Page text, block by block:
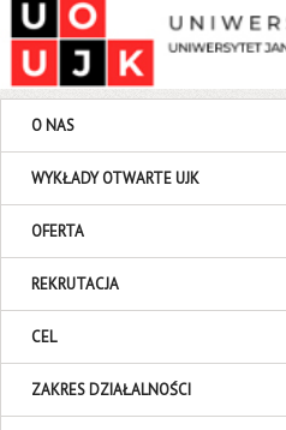
O NAS
WYKŁADY OTWARTE UJK
OFERTA
REKRUTACJA
CEL
ZAKRES DZIAŁALNOŚCI